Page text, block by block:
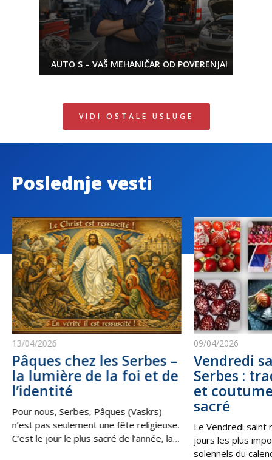
AUTO S – VAŠ MEHANIČAR OD POVERENJA!
VIDI OSTALE USLUGE
Poslednje vesti
13/04/2026
Pâques chez les Serbes –
la lumière de la foi et de
l’identité
Pour nous, Serbes, Pâques (Vaskrs)
n’est pas seulement une fête religieuse.
C’est le jour le plus sacré de l’année, la
09/04/2026
Vendredi
Serbes :
et
sacré
Le Vendredi saint
jours les plus
solennels du